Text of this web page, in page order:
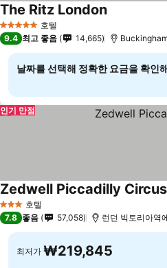
5 성급 호텔
The Ritz London요금 보기
9.4 최고 좋음 14,665
날짜를 선택해 정확한 요금을 확인
인기 만점
3 성급 호텔
Zedwell Piccadilly Circus
7.8 좋음 57,058 런던 빅토리아역
최저가 ₩219,845